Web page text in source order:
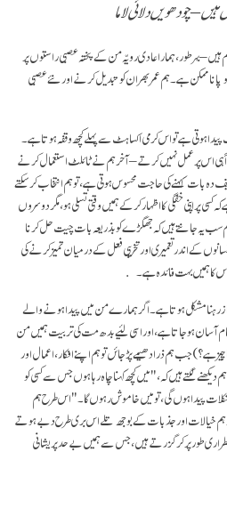
– چودھویں دلائی لاما
ہیں – بہر طور، ہمارا عادی رویّہ من کے پختہ عصبی راستوں پر
ممکن ہے۔ ہم عمر بھر ان کو تبدیل کرنے اور نئے عصبی
ہوتی ہے تو اس کرمی اکساہٹ سے پہلے کچھ وقفہ ہوتا ہے۔
ہی اس پر عمل نہیں کرتے – آخر ہم نے ٹائلٹ استعمال کرنے
دہ بات کہنے کی حاجت محسوس ہوتی ہے، تو ہم انتخاب کر سکتے
پر اپنی خفگی کا اظہار کر کے ہمیں وقتی تسلی ہو، مگر دوسروں
یہ جانتے ہیں کہ جھگڑے کو بذریعہ بات چیت حل کرنا
اندر تعمیری اور تخریبی فعل کے درمیان تمیز کرنے کی
کا ہمیں بہت فائدہ ہے۔
رہنا مشکل ہوتا ہے۔ اگر ہمارے من میں پیدا ہونے والے
آسان ہو جاتا ہے، اور اسی لئیے بدھ مت کی تربیت ہمیں من
چیز ہے؟) جب ہم ذرا دھیمے پڑ جائں تو ہم اپنے افکار، اعمال اور
لگتے ہیں کہ،"میں کچھ کہنا چاہ رہا ہوں جس سے کسی کو
پیدا ہوں گی، تو میں خاموش رہوں گا۔" اس طرح ہم
ہم خیالات اور جذبات کے بوجھ تلے اس بری طرح دبے ہوتے
طور پر کر گزرتے ہیں، جس سے ہمیں بے حد پریشانی